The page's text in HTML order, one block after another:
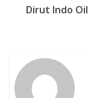
Dirut Indo Oil